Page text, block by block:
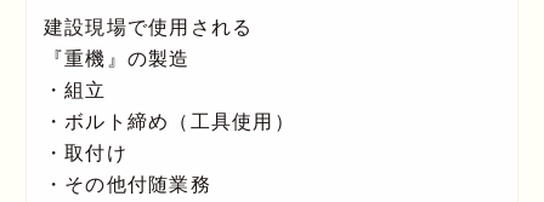
建設現場で使用される
『重機』の製造
・組立
・ボルト締め（工具使用）
・取付け
・その他付随業務